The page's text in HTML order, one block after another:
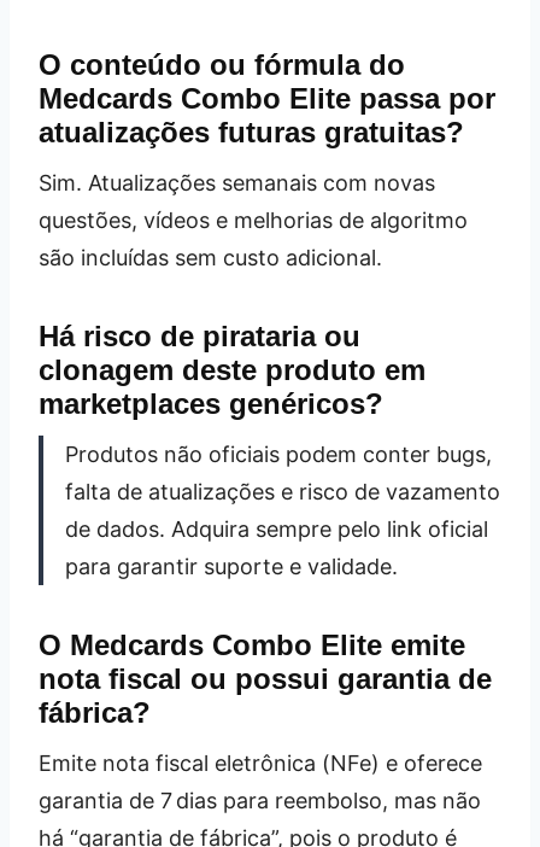
O conteúdo ou fórmula do
Medcards Combo Elite passa por
atualizações futuras gratuitas?
Sim. Atualizações semanais com novas
questões, vídeos e melhorias de algoritmo
são incluídas sem custo adicional.
Há risco de pirataria ou
clonagem deste produto em
marketplaces genéricos?
Produtos não oficiais podem conter bugs,
falta de atualizações e risco de vazamento
de dados. Adquira sempre pelo link oficial
para garantir suporte e validade.
O Medcards Combo Elite emite
nota fiscal ou possui garantia de
fábrica?
Emite nota fiscal eletrônica (NFe) e oferece
garantia de 7 dias para reembolso, mas não
há “garantia de fábrica”, pois o produto é